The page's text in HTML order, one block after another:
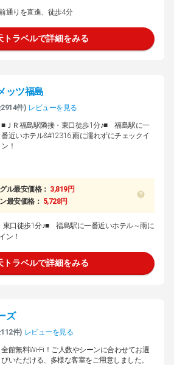
通りを直進、徒歩4分
トラベルで詳細をみる
ッツ福島
件) レビューを見る
■ＪＲ福島駅隣接・東口徒歩1分♪■ 福島駅に一
番近いホテル&#12316;雨に濡れずにチェックイ
ン！
ル最安価格： 3,819円
最安価格： 5,728円
東口徒歩1分♪■ 福島駅に一番近いホテル～雨に
ン！
トラベルで詳細をみる
ズ
件) レビューを見る
全館無料Wi-Fi！ご人数やシーンに合わせてお選
びいただける、多様な客室をご用意しました。